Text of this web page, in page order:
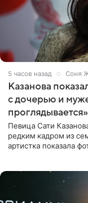
5 часов назад Соня
Казанова
с дочерью и
проглядывается»
Певица Сати
редким кадром из
артистка показала